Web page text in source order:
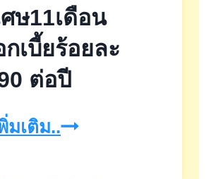
ษ11เดือน
เบี้ยร้อยละ
ต่อปี
มเติม..เงิน